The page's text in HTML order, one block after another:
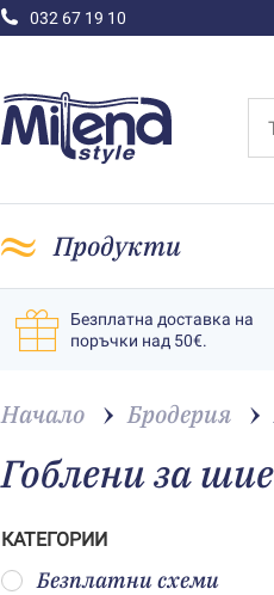
032 67 19 10
Продукти
Безплатна доставка на
поръчки над 50€.
Начало Бродерия
Гоблени за
КАТЕГОРИИ
Безплатни схеми